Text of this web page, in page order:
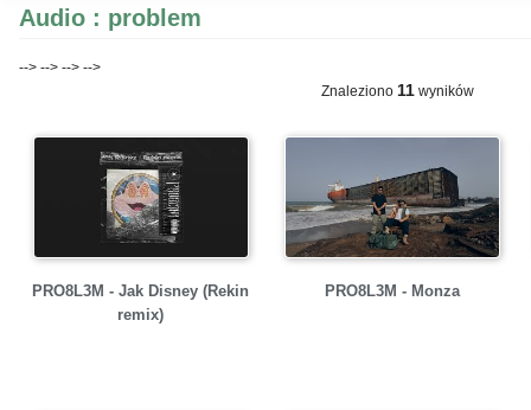
Audio : problem
--> --> --> -->
Znaleziono 11wyników
PRO8L3M - Jak Disney (Rekin
remix)
PRO8L3M - Monza